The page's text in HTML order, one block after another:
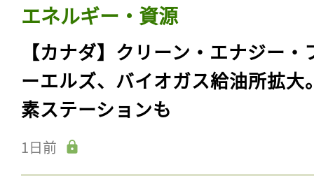
エネルギー・資源
【カナダ】クリーン・エナジー・
ーエルズ、バイオガス給油所拡大
素ステーションも
1日前